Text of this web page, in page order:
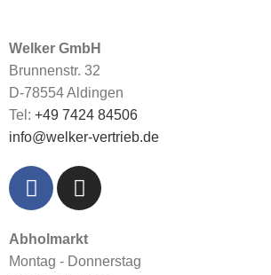
Welker GmbH
Brunnenstr. 32
D-78554 Aldingen
Tel: +49 7424 84506
info@welker-vertrieb.de
Abholmarkt
Montag - Donnerstag